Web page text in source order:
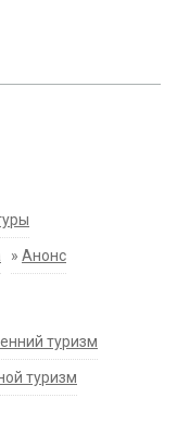
» Анонс
туризм
туризм